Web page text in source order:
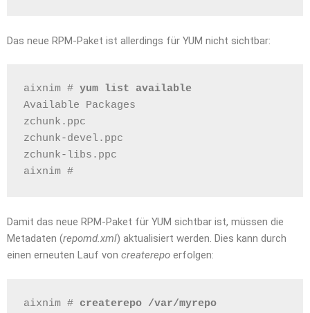
Das neue RPM-Paket ist allerdings für YUM nicht sichtbar:
aixnim # yum list available
Available Packages
zchunk.ppc
zchunk-devel.ppc
zchunk-libs.ppc
aixnim #
Damit das neue RPM-Paket für YUM sichtbar ist, müssen die
Metadaten (repomd.xml) aktualisiert werden. Dies kann durch
einen erneuten Lauf von createrepo erfolgen:
aixnim # createrepo /var/myrepo